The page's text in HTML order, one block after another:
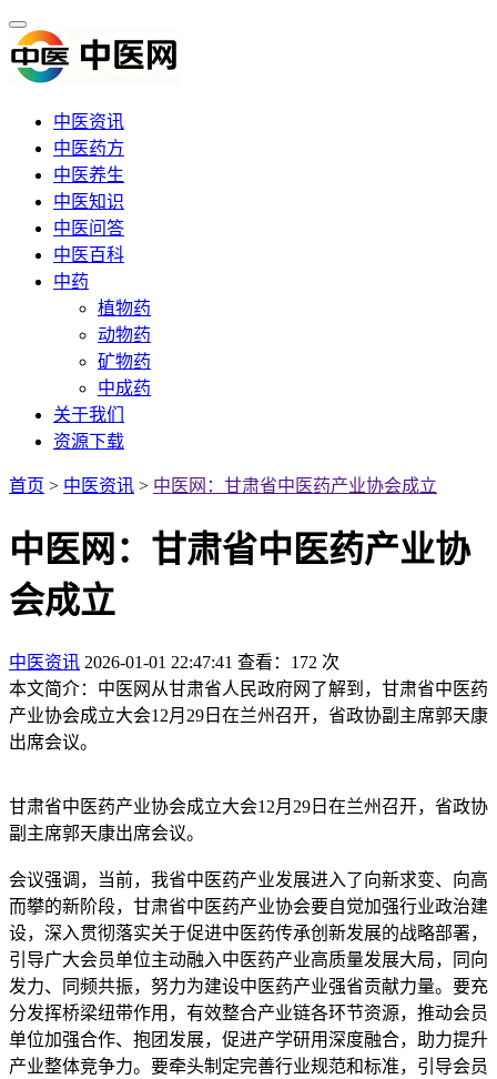
中医资讯
中医药方
中医养生
中医知识
中医问答
中医百科
中药
植物药
动物药
矿物药
中成药
关于我们
资源下载
首页 > 中医资讯 > 中医网：甘肃省中医药产业协会成立
中医网：甘肃省中医药产业协
会成立
中医资讯 2026-01-01 22:47:41 查看：172 次
本文简介：中医网从甘肃省人民政府网了解到，甘肃省中医药
产业协会成立大会12月29日在兰州召开，省政协副主席郭天康
出席会议。
甘肃省中医药产业协会成立大会12月29日在兰州召开，省政协
副主席郭天康出席会议。
会议强调，当前，我省中医药产业发展进入了向新求变、向高
而攀的新阶段，甘肃省中医药产业协会要自觉加强行业政治建
设，深入贯彻落实关于促进中医药传承创新发展的战略部署，
引导广大会员单位主动融入中医药产业高质量发展大局，同向
发力、同频共振，努力为建设中医药产业强省贡献力量。要充
分发挥桥梁纽带作用，有效整合产业链各环节资源，推动会员
单位加强合作、抱团发展，促进产学研用深度融合，助力提升
产业整体竞争力。要牵头制定完善行业规范和标准，引导会员